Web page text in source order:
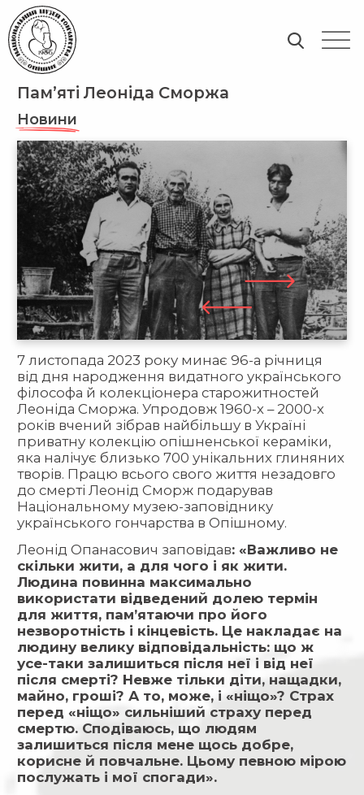
Пам’яті Леоніда Сморжа
Новини
7 листопада 2023 року минає 96-а річниця
від дня народження видатного українського
філософа й колекціонера старожитностей
Леоніда Сморжа. Упродовж 1960-х – 2000-х
років вчений зібрав найбільшу в Україні
приватну колекцію опішненської кераміки,
яка налічує близько 700 унікальних глиняних
творів. Працю всього свого життя незадовго
до смерті Леонід Сморж подарував
Національному музею-заповіднику
українського гончарства в Опішному.
Леонід Опанасович заповідав: «Важливо не
скільки жити, а для чого і як жити.
Людина повинна максимально
використати відведений долею термін
для життя, пам’ятаючи про його
незворотність і кінцевість. Це накладає на
людину велику відповідальність: що ж
усе-таки залишиться після неї і від неї
після смерті? Невже тільки діти, нащадки,
майно, гроші? А то, може, і «ніщо»? Страх
перед «ніщо» сильніший страху перед
смертю. Сподіваюсь, що людям
залишиться після мене щось добре,
корисне й повчальне. Цьому певною мірою
послужать і мої спогади».